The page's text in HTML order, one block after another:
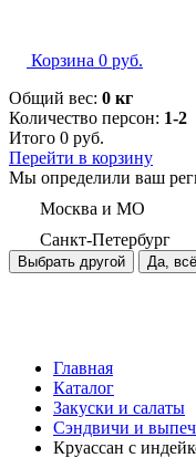
Корзина 0 руб.
Общий вес: 0 кг
Количество персон: 1-2
Итого 0 руб.
Перейти в корзину
Мы определили ваш
Москва и МО
Санкт-Петербург
Выбрать другой Да,
Главная
Каталог
Закуски и салаты
Сэндвичи и
Круассан с